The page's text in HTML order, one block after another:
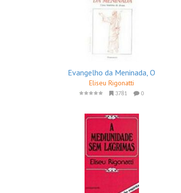
Evangelho da Meninada, O
Eliseu Rigonatti
3781 0